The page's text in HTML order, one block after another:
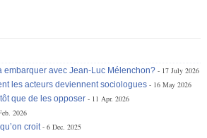
embarquer avec Jean-Luc Mélenchon?
17 July 2026
les acteurs deviennent sociologues
16 May 2026
que de les opposer
11 Apr. 2026
2026
croit 6 Dec. 2025